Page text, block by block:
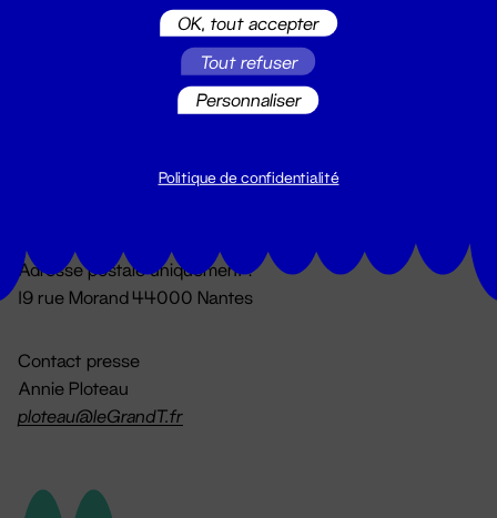
Du lundi au vendredi 14h → 18h
Adresse postale uniquement :
19 rue Morand 44000 Nantes
Contact presse
Annie Ploteau
ploteau@leGrandT.fr
OK, tout accepter
Tout refuser
Personnaliser
Politique de confidentialité